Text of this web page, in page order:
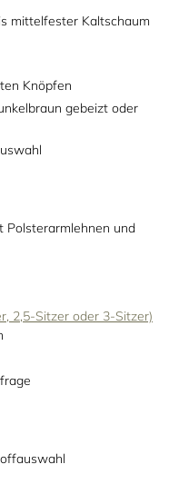
mittelfester Kaltschaum
Knöpfen
gebeizt oder
Polsterarmlehnen und
2,5-Sitzer oder 3-Sitzer)